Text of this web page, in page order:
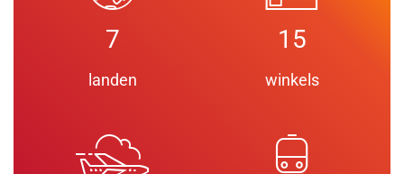
7
landen
15
winkels